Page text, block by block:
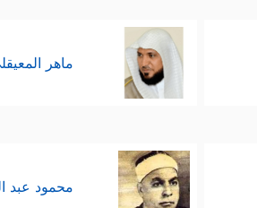
ماهر
محمود عبد